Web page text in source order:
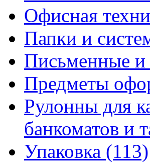
Офисная
Папки и
Письменные
Предметы
Рулонны для
банкоматов и
Упаковка (113)